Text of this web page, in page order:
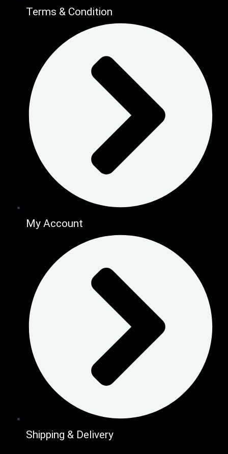
Terms & Condition
My Account
Shipping & Delivery